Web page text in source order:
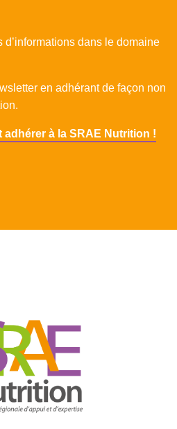
dans le domaine
en adhérant de façon non
adhérer à la SRAE Nutrition !